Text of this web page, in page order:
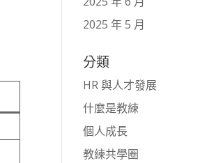
2025 年 5 月
分類
HR 與人才發展
什麼是教練
個人成長
教練共學圈